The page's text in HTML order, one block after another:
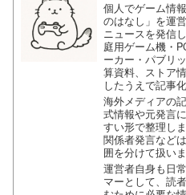
個人でゲーム情
のはなし」を運
ニュースを発信
庭用ゲーム機・
ーカー・パブリ
算資料、ストア
したうえで記事
海外メディアの
式情報や元発言
すい形で整理し
関係者発言など
囲を分けて扱いま
運営者自身も日
マーとして、読